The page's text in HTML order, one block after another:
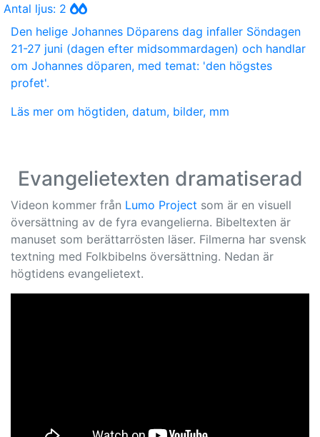
Antal ljus: 2
Den helige Johannes Döparens dag infaller Söndagen
21-27 juni (dagen efter midsommardagen) och handlar
om Johannes döparen, med temat: 'den högstes
profet'.
Läs mer om högtiden, datum, bilder, mm
Evangelietexten dramatiserad
Videon kommer från Lumo Project som är en visuell
översättning av de fyra evangelierna. Bibeltexten är
manuset som berättarrösten läser. Filmerna har svensk
textning med Folkbibelns översättning. Nedan är
högtidens evangelietext.